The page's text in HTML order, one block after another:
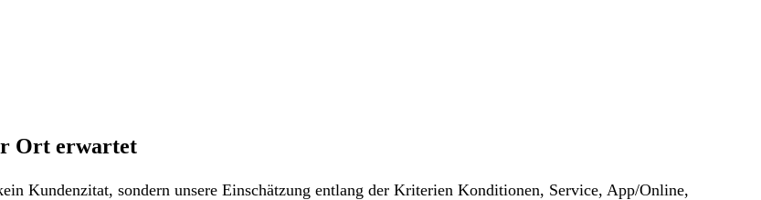
Ort erwartet
Kundenzitat, sondern unsere Einschätzung entlang der Kriterien Konditionen, Service, App/Online,